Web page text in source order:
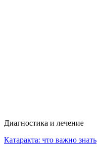
Диагностика и лечение
Катаракта: что важно знать